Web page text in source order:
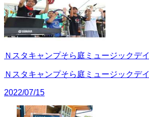
Ｎスタキャンプそら庭ミュージックデイ
Ｎスタキャンプそら庭ミュージックデイ
2022/07/15